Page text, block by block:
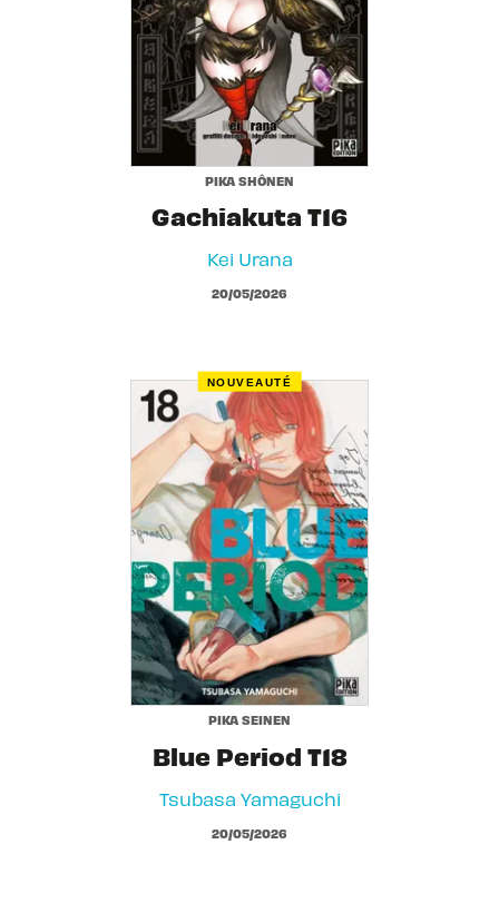
PIKA SHÔNEN
Gachiakuta T16
Kei Urana
20/05/2026
NOUVEAUTÉ
PIKA SEINEN
Blue Period T18
Tsubasa Yamaguchi
20/05/2026